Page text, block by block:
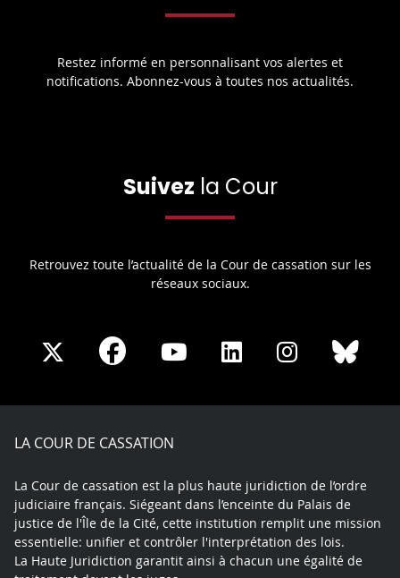
Restez informé en personnalisant vos alertes et
notifications. Abonnez-vous à toutes nos actualités.
Suivez la Cour
Retrouvez toute l’actualité de la Cour de cassation sur les
réseaux sociaux.
Share
X
Share
Facebook
Share
Youtube
Share
LinkedIn
Share
Instagram
LA COUR DE CASSATION
La Cour de cassation est la plus haute juridiction de l’ordre
judiciaire français. Siégeant dans l’enceinte du Palais de
justice de l'Île de la Cité, cette institution remplit une mission
essentielle: unifier et contrôler l'interprétation des lois.
La Haute Juridiction garantit ainsi à chacun une égalité de